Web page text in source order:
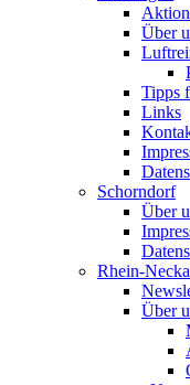
Über
Tipps
Links
Schorndorf
Über
Rhein-
Über